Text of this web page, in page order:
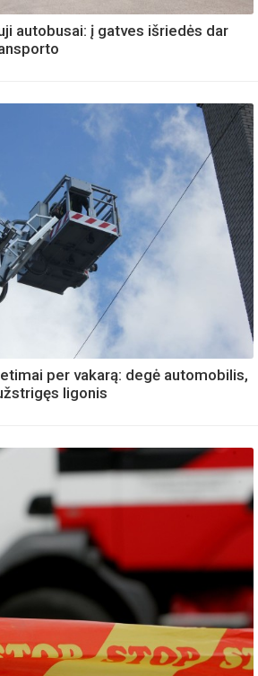
autobusai: į gatves išriedės dar
per vakarą: degė automobilis,
ligonis